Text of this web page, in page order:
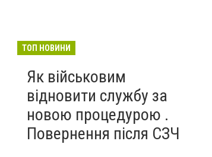
ТОП НОВИНИ
Як військовим
відновити службу за
новою процедурою .
Повернення після СЗЧ